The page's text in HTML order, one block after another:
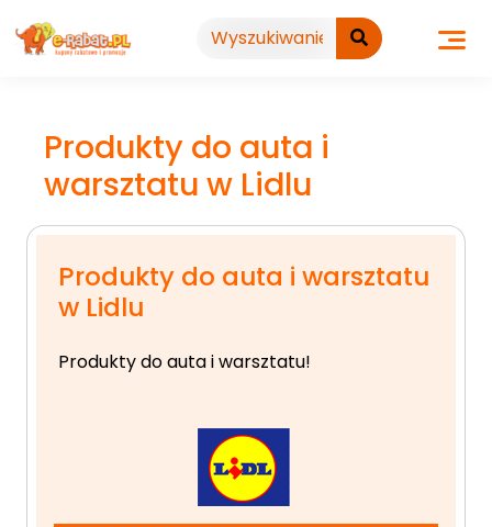
do
treści
Produkty do auta i
warsztatu w Lidlu
Produkty do auta i warsztatu
w Lidlu
Produkty do auta i warsztatu!